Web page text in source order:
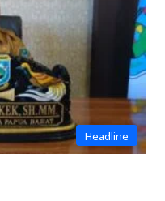
Headline